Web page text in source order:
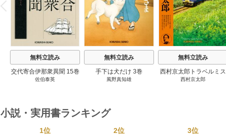
P
r
e
i
u
無料立読み
交代寄合伊那衆異聞 15巻
佐伯泰英
無料立読み
手下は犬だけ 3巻
風野真知雄
無料立読み
西村京太郎トラベルミス
テリー・セレクション 2
西村京太郎
小説・実用書ランキング
1位 2位 3位